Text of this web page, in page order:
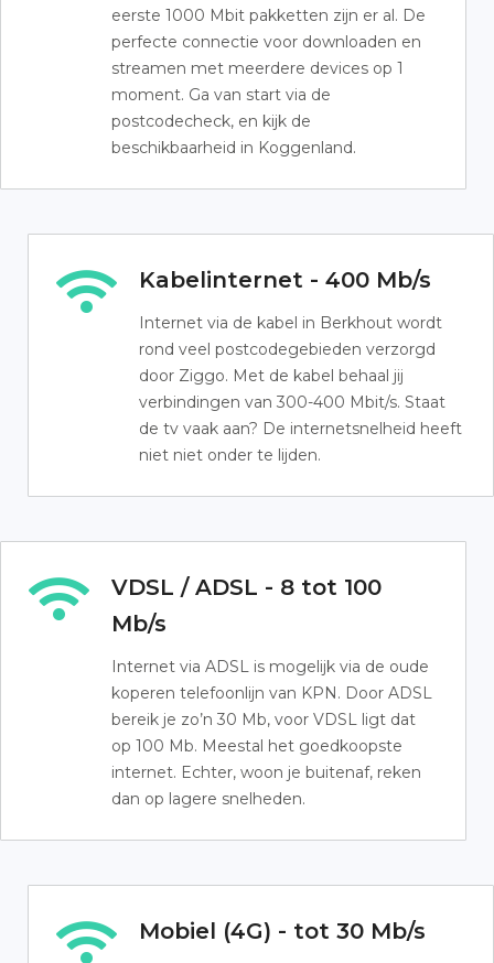
eerste 1000 Mbit pakketten zijn er al. De
perfecte connectie voor downloaden en
streamen met meerdere devices op 1
moment. Ga van start via de
postcodecheck, en kijk de
beschikbaarheid in Koggenland.
Kabelinternet - 400 Mb/s
Internet via de kabel in Berkhout wordt
rond veel postcodegebieden verzorgd
door Ziggo. Met de kabel behaal jij
verbindingen van 300-400 Mbit/s. Staat
de tv vaak aan? De internetsnelheid heeft
niet niet onder te lijden.
VDSL / ADSL - 8 tot 100
Mb/s
Internet via ADSL is mogelijk via de oude
koperen telefoonlijn van KPN. Door ADSL
bereik je zo’n 30 Mb, voor VDSL ligt dat
op 100 Mb. Meestal het goedkoopste
internet. Echter, woon je buitenaf, reken
dan op lagere snelheden.
Mobiel (4G) - tot 30 Mb/s